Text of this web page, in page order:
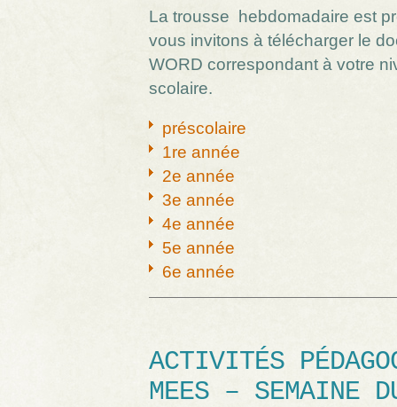
La trousse hebdomadaire est
vous invitons à télécharger le
WORD correspondant à votre
scolaire.
préscolaire
1re année
2e année
3e année
4e année
5e année
6e année
ACTIVITÉS
MEES – SEMAINE